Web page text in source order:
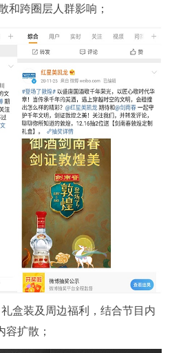
和跨圈层人群影响；
盒装及周边福利，结合节目内
扩散；